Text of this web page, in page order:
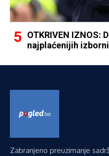
OTKRIVEN IZNOS:
najplaćenijih
Zabranjeno preuzimanje